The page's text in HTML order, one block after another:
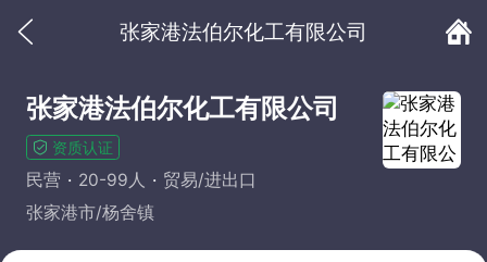
张家港法伯尔化工有限公司
张家港法伯尔化工有限公司
资质认证
民营 20-99人
贸易/进出口
张家港市/杨舍镇